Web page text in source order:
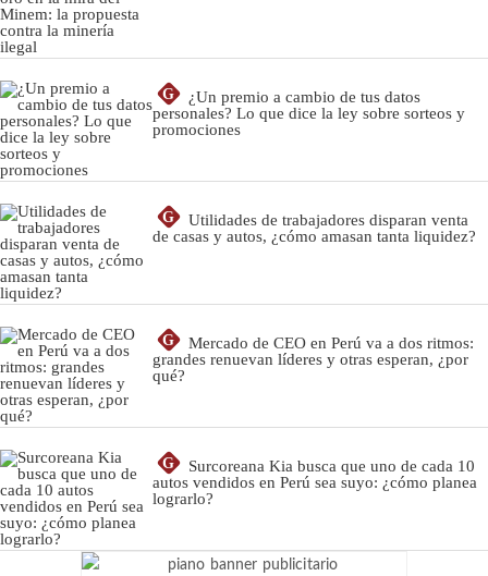
G
¿Un premio a cambio de tus datos
personales? Lo que dice la ley sobre sorteos y
promociones
G
Utilidades de trabajadores disparan venta
de casas y autos, ¿cómo amasan tanta liquidez?
G
Mercado de CEO en Perú va a dos ritmos:
grandes renuevan líderes y otras esperan, ¿por
qué?
G
Surcoreana Kia busca que uno de cada 10
autos vendidos en Perú sea suyo: ¿cómo planea
lograrlo?